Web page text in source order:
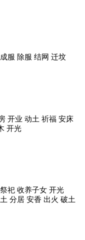
服 除服 结网 迁坟
开业 动土 祈福 安床
开光
祀 收养子女 开光
分居 安香 出火 破土